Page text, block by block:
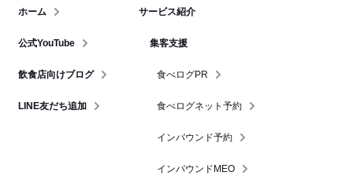
ホーム
公式YouTube
飲食店向けブログ
LINE友だち追加
サービス紹介
集客支援
食べログPR
食べログネット予約
インバウンド予約
インバウンドMEO